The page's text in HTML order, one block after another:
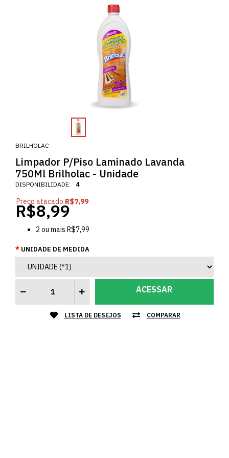
BRILHOLAC
Limpador P/Piso Laminado Lavanda
750Ml Brilholac - Unidade
DISPONIBILIDADE: 4
Preço atacado R$7,99
R$8,99
2 ou mais R$7,99
UNIDADE DE MEDIDA
ACESSAR
LISTA DE DESEJOS COMPARAR